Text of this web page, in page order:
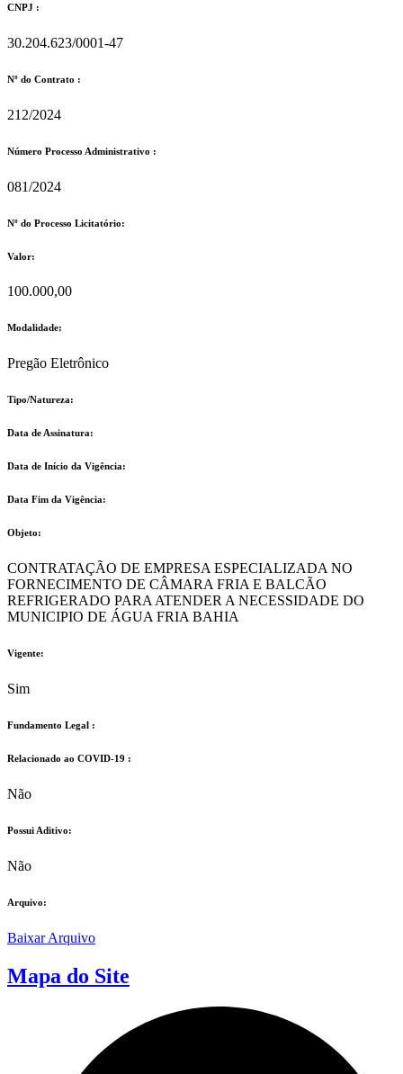
CNPJ :
30.204.623/0001-47
Nº do Contrato :
212/2024
Número Processo Administrativo :
081/2024
Nº do Processo Licitatório:
Valor:
100.000,00
Modalidade:
Pregão Eletrônico
Tipo/Natureza:
Data de Assinatura:
Data de Início da Vigência:
Data Fim da Vigência:
Objeto:
CONTRATAÇÃO DE EMPRESA ESPECIALIZADA NO
FORNECIMENTO DE CÂMARA FRIA E BALCÃO
REFRIGERADO PARA ATENDER A NECESSIDADE DO
MUNICIPIO DE ÁGUA FRIA BAHIA
Vigente:
Sim
Fundamento Legal :​
Relacionado ao COVID-19 :​
Não
Possui Aditivo:​
Não
Arquivo:
Baixar Arquivo
Mapa do Site